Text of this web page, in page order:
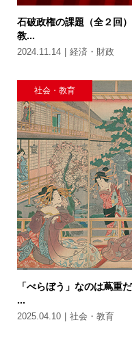
石破政権の課題（全２回
教...
2024.11.14 経済・財政
社会・教育
「べらぼう」なのは蔦
...
2025.04.10 社会・教育